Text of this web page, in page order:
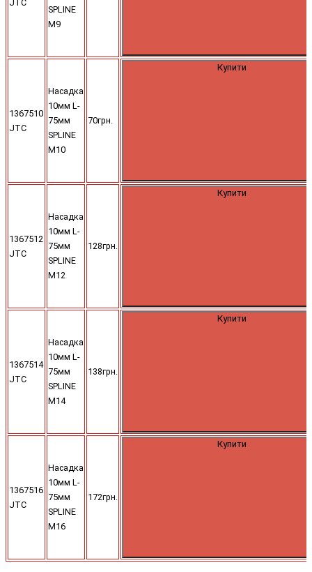
JTC
SPLINE
M9
1367510
JTC
Насадка
10мм L-
75мм
SPLINE
M10
70грн.
Купити
1367512
JTC
Насадка
10мм L-
75мм
SPLINE
M12
128грн.
Купити
1367514
JTC
Насадка
10мм L-
75мм
SPLINE
M14
138грн.
Купити
1367516
JTC
Насадка
10мм L-
75мм
SPLINE
M16
172грн.
Купити